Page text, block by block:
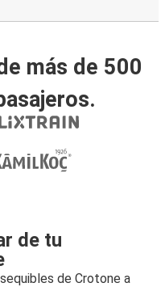
más de 500
de tu
de Crotone a